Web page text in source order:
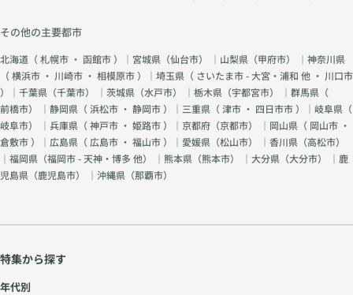
その他の主要都市
北海道（札幌市 ・ 函館市）｜宮城県（仙台市） ｜山梨県（甲府市） ｜神奈川県
（横浜市 ・ 川崎市 ・ 相模原市）｜埼玉県（ さいたま市 - 大宮・浦和 他 ・ 川口市
）｜千葉県（千葉市） ｜茨城県（水戸市） ｜栃木県（宇都宮市） ｜群馬県（
前橋市） ｜静岡県（浜松市 ・ 静岡市）｜三重県（津市 ・ 四日市市）｜岐阜県（
岐阜市） ｜兵庫県（神戸市 ・ 姫路市）｜京都府（京都市） ｜岡山県（ 岡山市 ・
倉敷市）｜広島県（ 広島市 ・ 福山市）｜愛媛県（松山市） ｜香川県（高松市）
｜福岡県（福岡市 - 天神・博多 他） ｜熊本県（熊本市） ｜大分県（大分市） ｜鹿
児島県（鹿児島市） ｜沖縄県（那覇市）
特集から探す
年代別